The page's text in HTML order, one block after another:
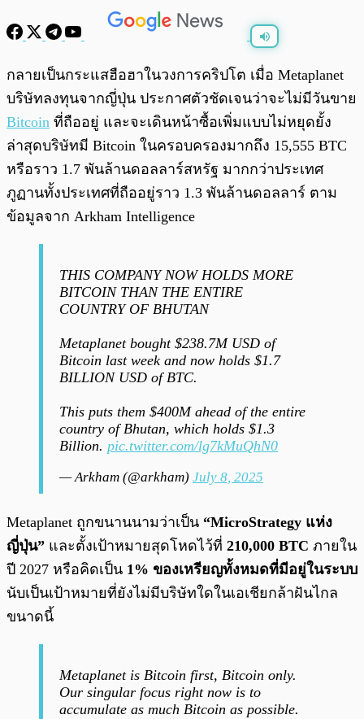
พร้อมเล่น
กลายเป็นกระแสฮือฮาในวงการคริปโต เมื่อ Metaplanet
บริษัทลงทุนจากญี่ปุ่น ประกาศตัวชัดเจนว่าจะไม่มีวันขาย
Bitcoin ที่ถืออยู่ และจะเดินหน้าซื้อเพิ่มแบบไม่หยุดยั้ง
ล่าสุดบริษัทมี Bitcoin ในครอบครองมากถึง 15,555 BTC
หรือราว 1.7 พันล้านดอลลาร์สหรัฐ มากกว่าประเทศ
ภูฏานทั้งประเทศที่ถืออยู่ราว 1.3 พันล้านดอลลาร์ ตาม
ข้อมูลจาก Arkham Intelligence
THIS COMPANY NOW HOLDS MORE
BITCOIN THAN THE ENTIRE
COUNTRY OF BHUTAN
Metaplanet bought $238.7M USD of
Bitcoin last week and now holds $1.7
BILLION USD of BTC.
This puts them $400M ahead of the entire
country of Bhutan, which holds $1.3
Billion. pic.twitter.com/lg7kMuQhN0
— Arkham (@arkham) July 8, 2025
Metaplanet ถูกขนานนามว่าเป็น “MicroStrategy แห่ง
ญี่ปุ่น” และตั้งเป้าหมายสุดโหดไว้ที่ 210,000 BTC ภายใน
ปี 2027 หรือคิดเป็น 1% ของเหรียญทั้งหมดที่มีอยู่ในระบบ
นับเป็นเป้าหมายที่ยังไม่มีบริษัทใดในเอเชียกล้าฝันไกล
ขนาดนี้
Metaplanet is Bitcoin first, Bitcoin only.
Our singular focus right now is to
accumulate as much Bitcoin as possible.